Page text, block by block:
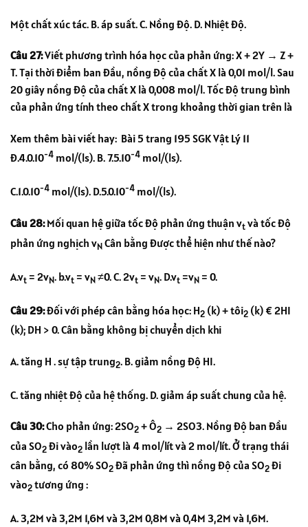
Một chất xúc tác. B. áp suất. C. Nồng độ. D. Nhiệt độ.
Câu 27:Viết phương trình hóa học của phản ứng: X + 2Y → Z +
T. Tại thời điểm ban đầu, nồng độ của chất X là 0,01 mol/l. Sau
20 giây nồng độ của chất X là 0,008 mol/l. Tốc độ trung bình
của phản ứng tính theo chất X trong khoảng thời gian trên là
Xem thêm bài viết hay: Bài 5 trang 195 SGK Vật Lý 11
Đ.4.0.10-4 mol/(ls). B. 7.5.10-4 mol/(ls).
C.1.0.10-4 mol/(ls). D.5.0.10-4 mol/(ls).
Câu 28:Mối quan hệ giữa tốc độ phản ứng thuận vtvà tốc độ
phản ứng nghịch vNCân bằng được thể hiện như thế nào?
A.vt = 2vN. b.vt = vN≠0. C. 2vt = vN. D.vt =vN = 0.
Câu 29:Đối với phép cân bằng hóa học: H2 (k) + tôi2 (k) € 2HI
(k); DH > 0. Cân bằng không bị chuyển dịch khi
A. tăng H . sự tập trung2. B. giảm nồng độ HI.
C. tăng nhiệt độ của hệ thống. D. giảm áp suất chung của hệ.
Câu 30:Cho phản ứng: 2SO2+ Ô2 → 2SO3. Nồng độ ban đầu
của SO2đi vào2 lần lượt là 4 mol/lít và 2 mol/lít. Ở trạng thái
cân bằng, có 80% SO2đã phản ứng thì nồng độ của SO2đi
vào2tương ứng :
A. 3,2M và 3,2M 1,6M và 3,2M 0,8M và 0,4M 3,2M và 1,6M.